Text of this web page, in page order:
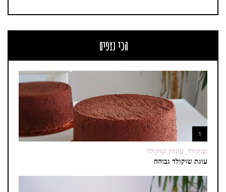
הכי נצפים
1
שוקולד, עוגות שוקולד
עוגת שוקולד גבוהה